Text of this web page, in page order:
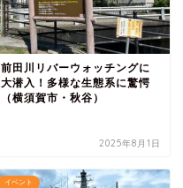
前田川リバーウォッチングに
大潜入！多様な生態系に驚愕
（横須賀市・秋谷）
2025年8月1日
イベント